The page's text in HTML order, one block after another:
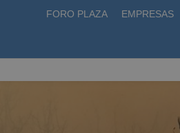
FORO PLAZA EMPRESAS